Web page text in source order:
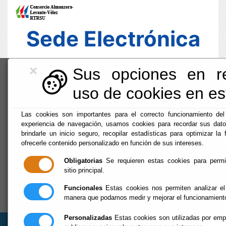
×
Sus opciones en
uso de cookies en
Las cookies son importantes para el correcto funcionamiento
experiencia de navegación, usamos cookies para recordar sus
brindarle un inicio seguro, recopilar estadísticas para optimizar la
ofrecerle contenido personalizado en función de sus intereses.
Obligatorias Se requieren estas cookies para
sitio principal.
Funcionales Estas cookies nos permiten analizar
manera que podamos medir y mejorar el
Personalizadas Estas cookies son utilizadas por
Sede Electrónica
Fecha y Hora Oficial
08:46:14